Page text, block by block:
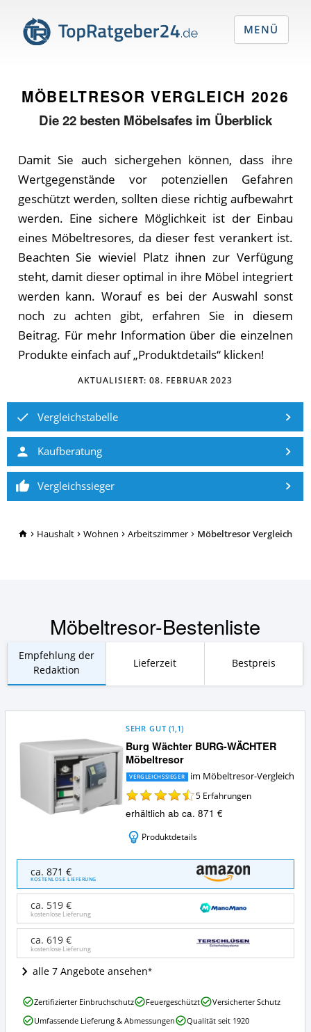
TopRatgeber24.de
Haushalt Wohnen Arbeitszimmer Möbeltresor Vergleich
MÖBELTRESOR VERGLEICH 2026
Die22 besten Möbelsafes im Überblick
Damit Sie auch sichergehen können, dass ihre
Wertgegenstände vor potenziellen Gefahren
geschützt werden, sollten diese richtig aufbewahrt
werden. Eine sichere Möglichkeit ist der Einbau
eines Möbeltresores, da dieser fest verankert ist.
Beachten Sie wieviel Platz ihnen zur Verfügung
steht, damit dieser optimal in ihre Möbel integriert
werden kann. Worauf es bei der Auswahl sonst
noch zu achten gibt, erfahren Sie in diesem
Beitrag. Für mehr Information über die einzelnen
Produkte einfach auf „Produktdetails“ klicken!
AKTUALISIERT:08. FEBRUAR 2023
Vergleichstabelle
Kaufberatung
Vergleichssieger
Möbeltresor-Bestenliste
Empfehlung der
Redaktion
Lieferzeit Bestpreis
Burg Wächter BURG-WÄCHTER
Möbeltresor
SEHR GUT (1,1)
VERGLEICHSSIEGER im Möbeltresor-Vergleich
5 Erfahrungen
erhältlich ab ca. 871 €
Produktdetails
Wächter
BURG-
WÄCHTER
Möbeltresor
Angebote:
dieser
Möbeltresor
ca. 871 €
KOSTENLOSE LIEFERUNG
ca. 519 €
kostenlose Lieferung
ca. 619 €
kostenlose Lieferung
alle 7 Angebote ansehen
Burg
Wächter
BURG-
Zertifizierter Einbruchschutz Feuergeschützt
Versicherter Schutz
Umfassende Lieferung & Abmessungen
Qualität seit 1920
MENÜ